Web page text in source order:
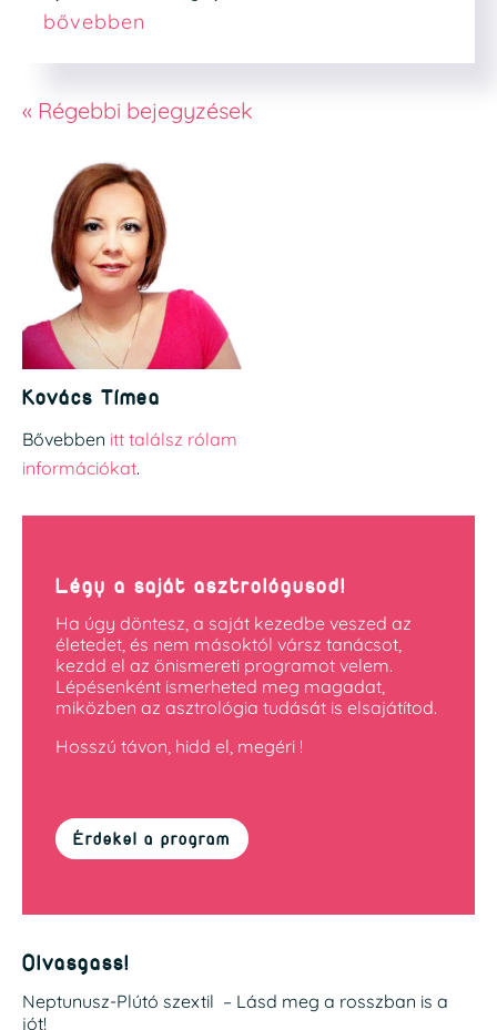
bővebben
« Régebbi bejegyzések
Kovács Tímea
Bővebben itt találsz rólam
információkat.
Légy a saját asztrológusod!
Ha úgy döntesz, a saját kezedbe veszed az
életedet, és nem másoktól vársz tanácsot,
kezdd el az önismereti programot velem.
Lépésenként ismerheted meg magadat,
miközben az asztrológia tudását is elsajátítod.
Hosszú távon, hidd el, megéri !
Érdekel a program
Olvasgass!
Neptunusz-Plútó szextil – Lásd meg a rosszban is a
jót!